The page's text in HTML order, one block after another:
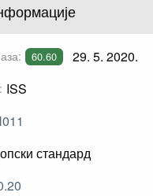
60.60 29. 5. 2020.
ISS
стандард